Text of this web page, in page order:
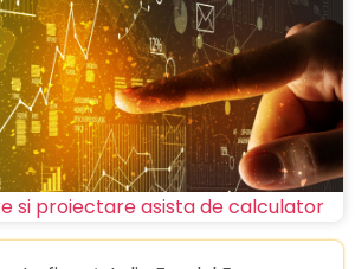
si proiectare asista de calculator